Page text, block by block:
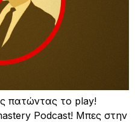
πατώντας το play!
Podcast! ​Μπες στην